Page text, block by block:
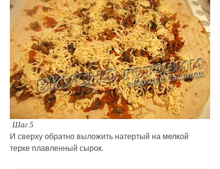
Шаг 5
И сверху обратно выложить натертый на мелкой
терке плавленный сырок.